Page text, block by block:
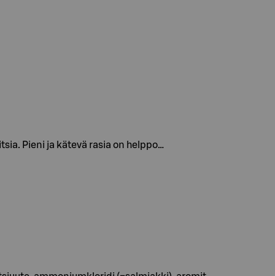
Pieni ja kätevä rasia on helppo…